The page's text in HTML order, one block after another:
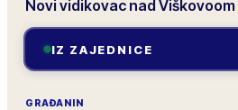
Novi vidikovac nad
IZ ZAJEDNICE
GRAĐANIN